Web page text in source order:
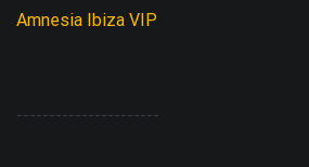
Amnesia Ibiza VIP
----------------------